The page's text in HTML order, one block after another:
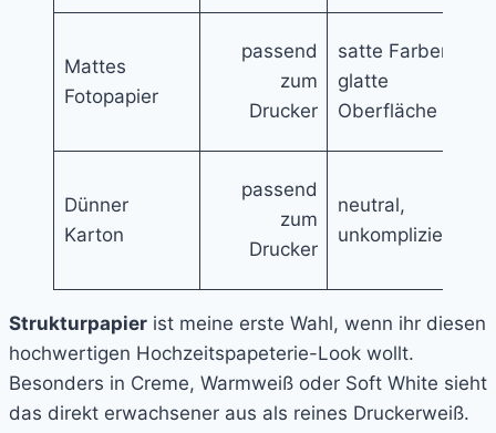
Mattes
Fotopapier
passend
zum
Drucker
satte Farben,
glatte
Oberfläche
Dünner
Karton
passend
zum
Drucker
neutral,
unkompliziert
Strukturpapier ist meine erste Wahl, wenn ihr diesen
hochwertigen Hochzeitspapeterie-Look wollt.
Besonders in Creme, Warmweiß oder Soft White sieht
das direkt erwachsener aus als reines Druckerweiß.